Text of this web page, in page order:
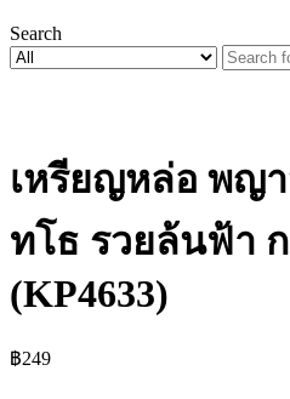
Search
เหรียญหล่อ พญ
ทโธ รวยล้นฟ้า
(KP4633)
฿249